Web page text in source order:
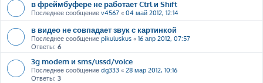
в фреймбуфере не работает Ctrl и Shift
Последнее сообщение v4567 « 04 май 2012, 12:14
в видео не совпадает звук с картинкой
Последнее сообщение pikuluskus « 16 апр 2012, 07:57
Ответы: 6
3g modem и sms/ussd/voice
Последнее сообщение dg333 « 28 мар 2012, 10:16
Ответы: 3